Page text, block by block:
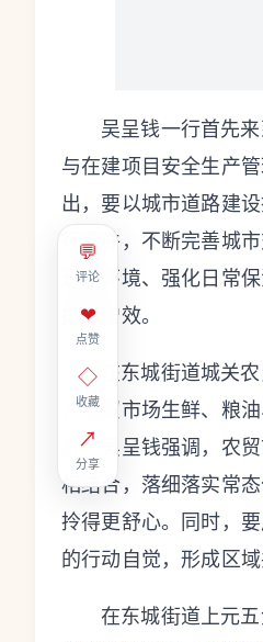
💬
评论
❤
点赞
◇
收藏
↗
分享
吴呈钱一行首先
与在建项目安全生产
出，要以城市道路建
行条件，不断完善城
道路环境、强化日常
提质增效。
在东城街道城关
入农贸市场生鲜、粮
况。吴呈钱强调，农
相结合，落细落实常
拎得更舒心。同时，
的行动自觉，形成区
在东城街道上元